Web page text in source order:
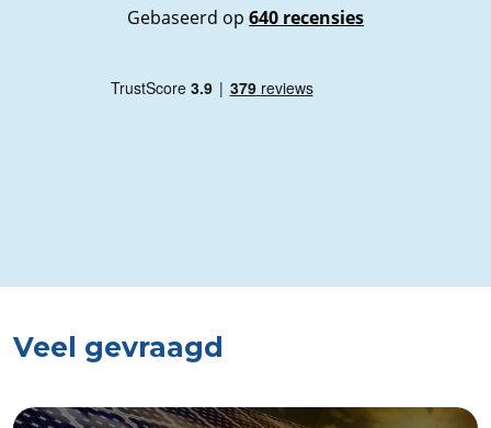
Gebaseerd op 640 recensies
Veel gevraagd